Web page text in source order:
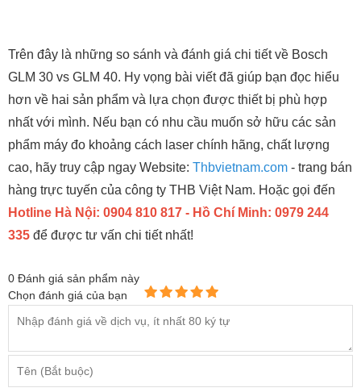
Trên đây là những so sánh và đánh giá chi tiết về Bosch
GLM 30 vs GLM 40. Hy vọng bài viết đã giúp bạn đọc hiểu
hơn về hai sản phẩm và lựa chọn được thiết bị phù hợp
nhất với mình. Nếu bạn có nhu cầu muốn sở hữu các sản
phẩm máy đo khoảng cách laser chính hãng, chất lượng
cao, hãy truy cập ngay Website: Thbvietnam.com - trang bán
hàng trực tuyến của công ty THB Việt Nam. Hoặc gọi đến
Hotline Hà Nội: 0904 810 817 - Hồ Chí Minh: 0979 244
335 để được tư vấn chi tiết nhất!
0 Đánh giá sản phẩm này
Chọn đánh giá của bạn